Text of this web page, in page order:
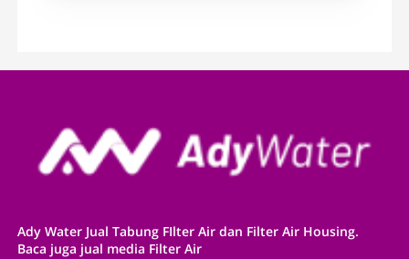
Ady Water Jual Tabung FIlter Air dan Filter Air Housing.
Baca juga jual media Filter Air